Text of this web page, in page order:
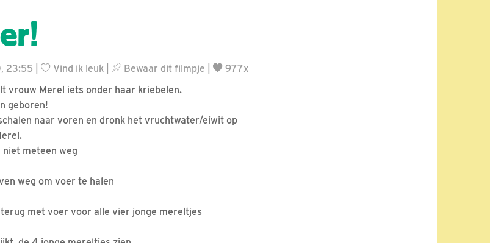
23:55 | Vind ik leuk Bewaar dit filmpje
977x
vrouw Merel iets onder haar kriebelen.
geboren!
naar voren en dronk het vruchtwater/eiwit op
meteen weg
weg om voer te halen
met voer voor alle vier jonge mereltjes